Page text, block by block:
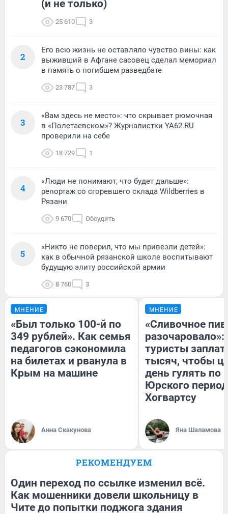
(и не только)
25 610 3
2
Его всю жизнь не оставляло чувство вины: как
выживший в Афгане сасовец сделал мемориал
в память о погибшем разведбате
23 787 3
3
«Вам здесь не место»: что скрывает рюмочная
в «Полетаевском»? Журналистки YA62.RU
проверили на себе
18 729 1
4
«Люди не понимают, что будет дальше»:
репортаж со сгоревшего склада Wildberries в
Рязани
9 670 Обсудить
5
«Никто не поверил, что мы привезли детей»:
как в обычной рязанской школе воспитывают
будущую элиту российской армии
8 760 3
МНЕНИЕ
«Был только 100-й по
349 рублей». Как семья
педагогов сэкономила
на билетах и рванула в
Крым на машине
Анна Скакунова
МНЕНИЕ
«Сливочное
разочаровало»:
туристы
тысяч, чтобы
день гулять по
Юрского
Хогвартсу
Яна Шаламова
РЕКОМЕНДУЕМ
Один переход по ссылке изменил всё.
Как мошенники довели школьницу в
Чите до попытки поджога здания